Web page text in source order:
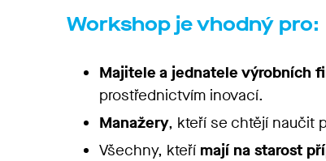
Workshop je vhodný pro:
Majitele a jednatele výrobních
prostřednictvím inovací.
Manažery, kteří se chtějí naučit
Všechny, kteří mají na starost